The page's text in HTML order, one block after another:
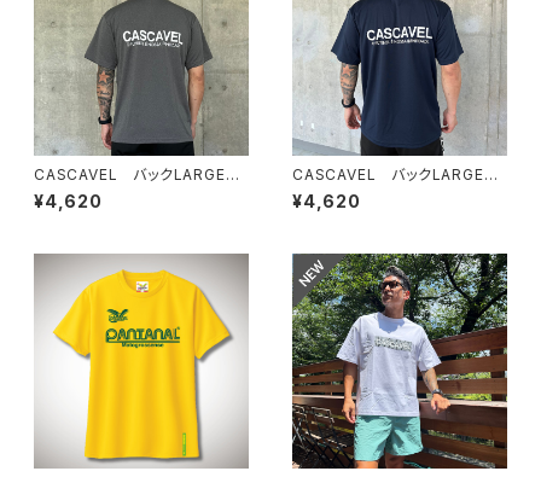
CASCAVEL バックLARGEロ
ゴプラシャツ ミックスグレー
¥4,620
CASCAVEL バックLARGEロ
ゴプラシャツ ネイビー
¥4,620